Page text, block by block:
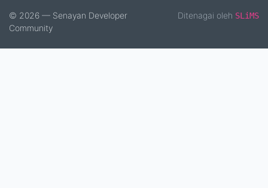
© 2026 — Senayan Developer
Community
Ditenagai oleh SLiMS